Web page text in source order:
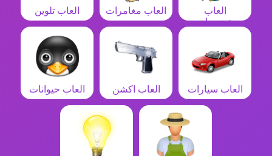
العاب
شخصيات
العاب مغامرات العاب تلوين
العاب سيارات العاب اكشن العاب حيوانات